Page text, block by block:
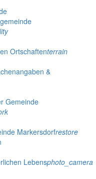
Ortschaftenterrain
&
Gemeinde
Markersdorfrestore
Lebensphoto_camera